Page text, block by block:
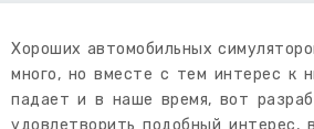
Хороших автомобильных
много, но вместе с тем интерес к
падает и в наше время, вот
удовлетворить подобный интерес,